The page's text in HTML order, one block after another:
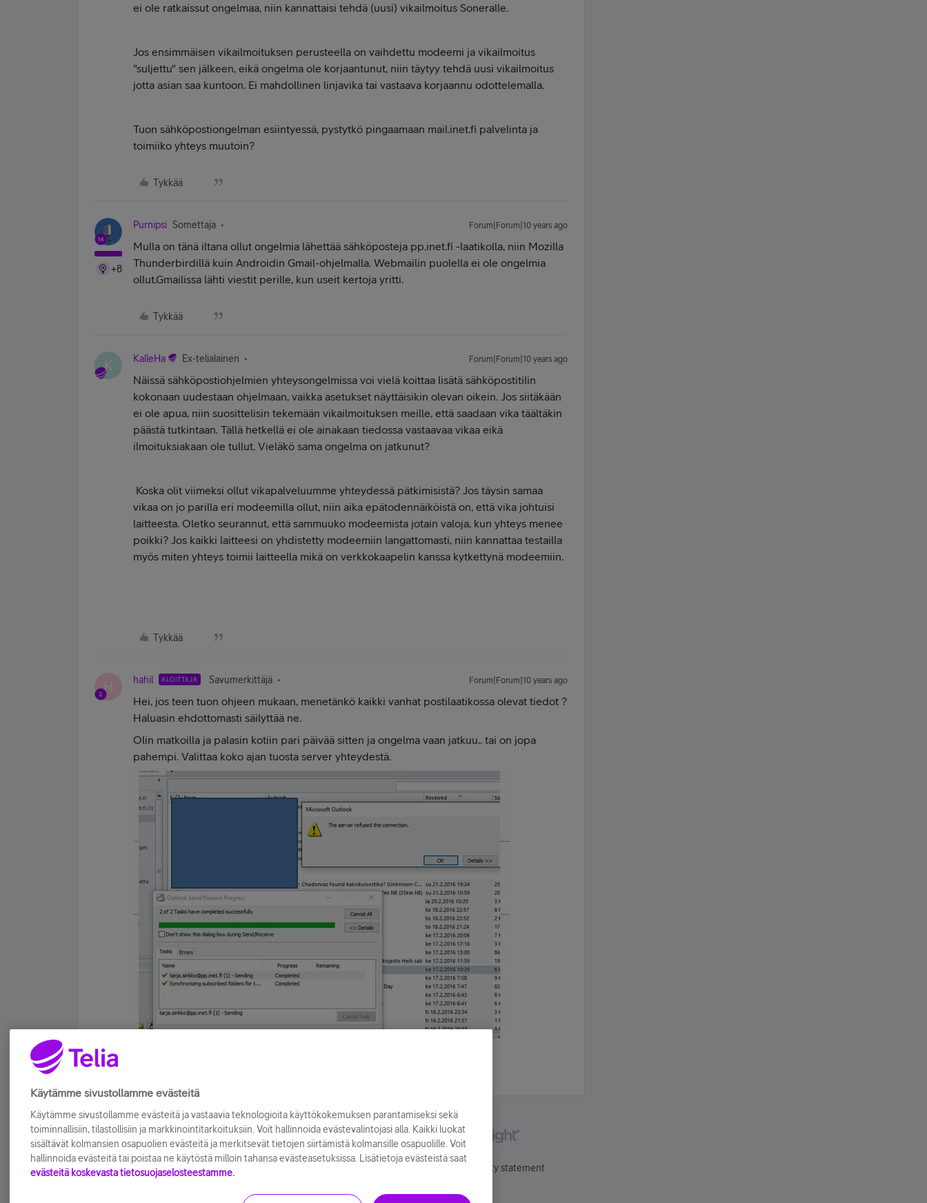
ei ole ratkaissut ongelmaa, niin kannattaisi tehdä (uusi) vikailmoitus Soneralle.
Jos ensimmäisen vikailmoituksen perusteella on vaihdettu modeemi ja vikailmoitus
"suljettu" sen jälkeen, eikä ongelma ole korjaantunut, niin täytyy tehdä uusi vikailmoitus
jotta asian saa kuntoon. Ei mahdollinen linjavika tai vastaava korjaannu odottelemalla.
Tuon sähköpostiongelman esiintyessä, pystytkö pingaamaan mail.inet.fi palvelinta ja
toimiiko yhteys muutoin?
Tykkää
+8
Purnipsi Somettaja Forum|Forum|10 years ago
Mulla on tänä iltana ollut ongelmia lähettää sähköposteja pp.inet.fi -laatikolla, niin Mozilla
Thunderbirdillä kuin Androidin Gmail-ohjelmalla. Webmailin puolella ei ole ongelmia
ollut.Gmailissa lähti viestit perille, kun useit kertoja yritti.
Tykkää
K KalleHa Ex-telialainen Forum|Forum|10 years ago
Näissä sähköpostiohjelmien yhteysongelmissa voi vielä koittaa lisätä sähköpostitilin
kokonaan uudestaan ohjelmaan, vaikka asetukset näyttäisikin olevan oikein. Jos siitäkään
ei ole apua, niin suosittelisin tekemään vikailmoituksen meille, että saadaan vika täältäkin
päästä tutkintaan. Tällä hetkellä ei ole ainakaan tiedossa vastaavaa vikaa eikä
ilmoituksiakaan ole tullut. Vieläkö sama ongelma on jatkunut?
Koska olit viimeksi ollut vikapalveluumme yhteydessä pätkimisistä? Jos täysin samaa
vikaa on jo parilla eri modeemilla ollut, niin aika epätodennäiköistä on, että vika johtuisi
laitteesta. Oletko seurannut, että sammuuko modeemista jotain valoja, kun yhteys menee
poikki? Jos kaikki laitteesi on yhdistetty modeemiin langattomasti, niin kannattaa testailla
myös miten yhteys toimii laitteella mikä on verkkokaapelin kanssa kytkettynä modeemiin.
Tykkää
H hahil ALOITTAJA Savumerkittäjä Forum|Forum|10 years ago
Hei, jos teen tuon ohjeen mukaan, menetänkö kaikki vanhat postilaatikossa olevat tiedot ?
Haluasin ehdottomasti säilyttää ne.
Olin matkoilla ja palasin kotiin pari päivää sitten ja ongelma vaan jatkuu.. tai on jopa
pahempi. Valittaa koko ajan tuosta server yhteydestä.
Accessibility statement
Käytämme sivustollamme evästeitä
Käytämme sivustollamme evästeitä ja vastaavia teknologioita käyttökokemuksen parantamiseksi sekä
toiminnallisiin, tilastollisiin ja markkinointitarkoituksiin. Voit hallinnoida evästevalintojasi alla. Kaikki luokat
sisältävät kolmansien osapuolien evästeitä ja merkitsevät tietojen siirtämistä kolmansille osapuolille. Voit
hallinnoida evästeitä tai poistaa ne käytöstä milloin tahansa evästeasetuksissa. Lisätietoja evästeistä saat
evästeitä koskevasta tietosuojaselosteestamme.